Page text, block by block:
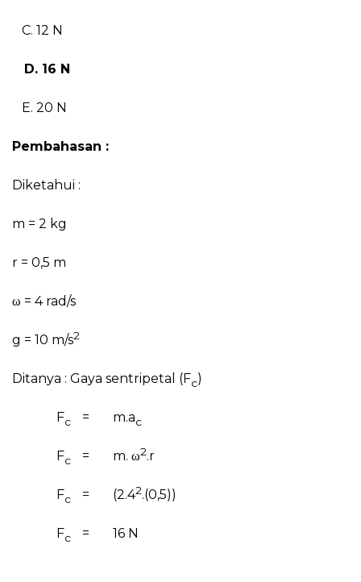
C. 12 N
D. 16 N
E. 20 N
Pembahasan :
Diketahui :
m = 2 kg
r = 0,5 m
ω = 4 rad/s
g = 10 m/s2
Ditanya : Gaya sentripetal (Fc)
Fc = m.ac
Fc = m. ω2.r
Fc = (2.42.(0,5))
Fc = 16 N